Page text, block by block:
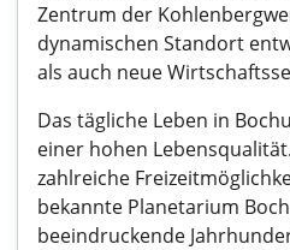
Zentrum der
dynamischen Standort
als auch neue
Das tägliche Leben in
einer hohen
zahlreiche
bekannte Planetarium
beeindruckende